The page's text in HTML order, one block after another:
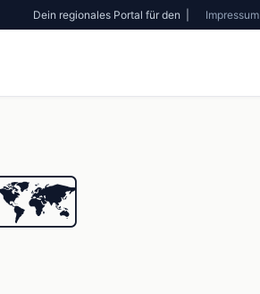
Dein regionales Portal für den | Impressum